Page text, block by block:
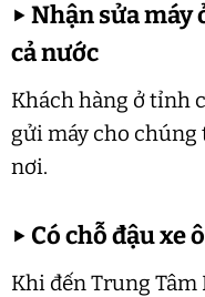
▶Nhận sửa
cả nước
Khách hàng ở tỉnh
gửi máy cho chúng
nơi.
▶ Có chỗ đậu xe
Khi đến Trung